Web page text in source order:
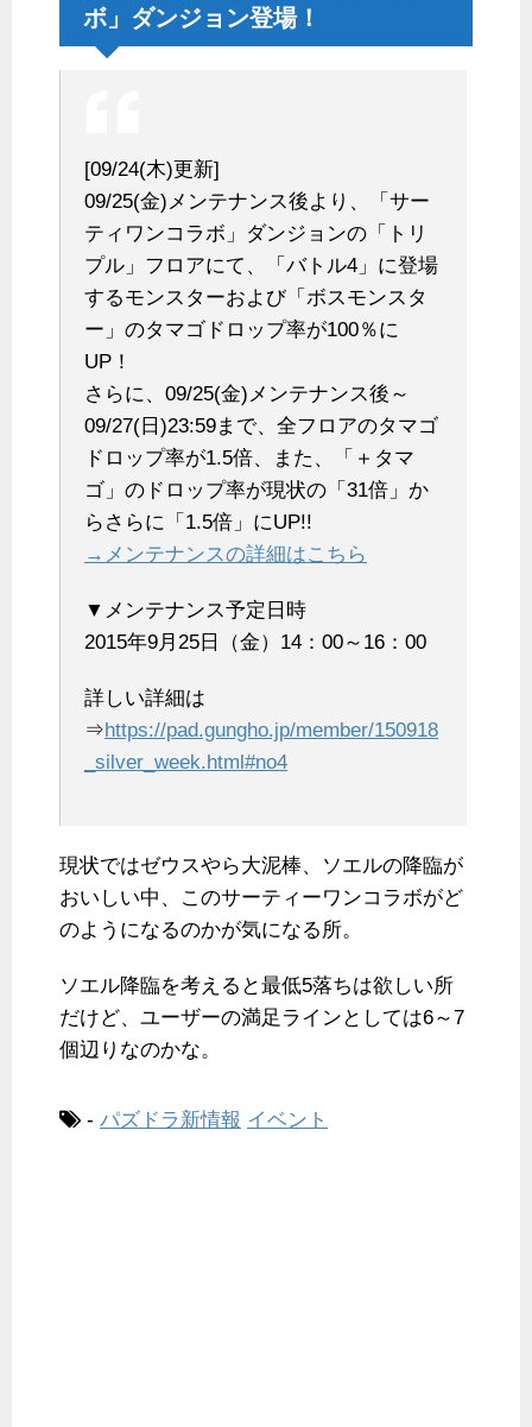
ボ」ダンジョン登場！
[09/24(木)更新]
09/25(金)メンテナンス後より、「サー
ティワンコラボ」ダンジョンの「トリ
プル」フロアにて、「バトル4」に登場
するモンスターおよび「ボスモンスタ
ー」のタマゴドロップ率が100％に
UP！
さらに、09/25(金)メンテナンス後～
09/27(日)23:59まで、全フロアのタマゴ
ドロップ率が1.5倍、また、「＋タマ
ゴ」のドロップ率が現状の「31倍」か
らさらに「1.5倍」にUP!!
→メンテナンスの詳細はこちら
▼メンテナンス予定日時
2015年9月25日（金）14：00～16：00
詳しい詳細は
⇒https://pad.gungho.jp/member/150918
_silver_week.html#no4
現状ではゼウスやら大泥棒、ソエルの降臨が
おいしい中、このサーティーワンコラボがど
のようになるのかが気になる所。
ソエル降臨を考えると最低5落ちは欲しい所
だけど、ユーザーの満足ラインとしては6～7
個辺りなのかな。
- パズドラ新情報 イベント